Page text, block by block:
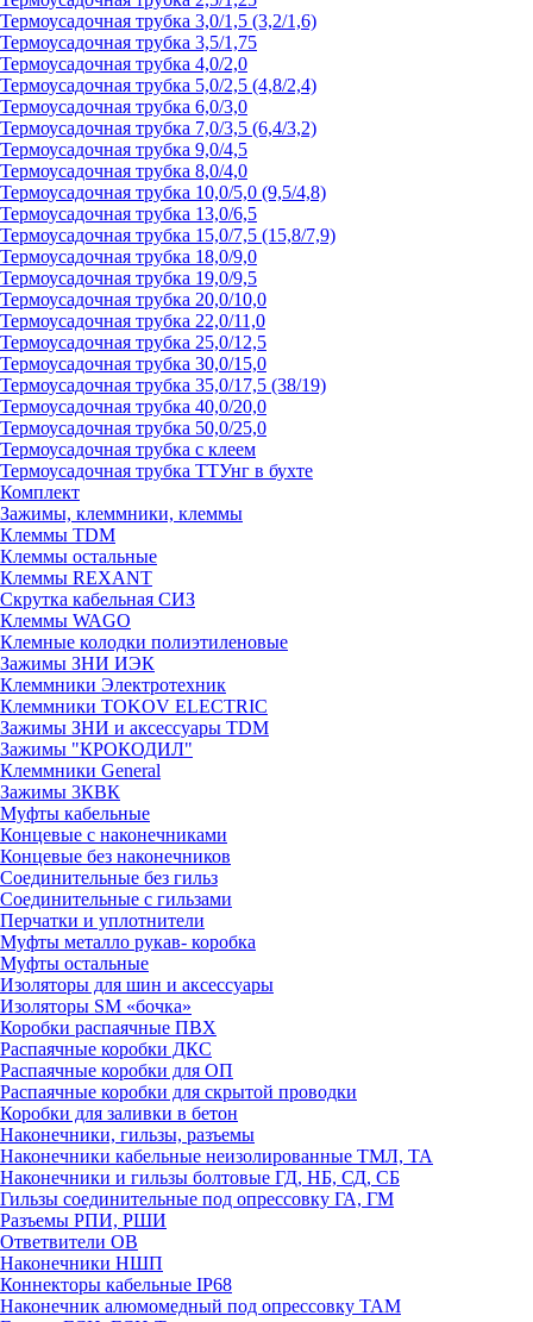
Термоусадочная трубка 3,0/1,5 (3,2/1,6)
Термоусадочная трубка 3,5/1,75
Термоусадочная трубка 4,0/2,0
Термоусадочная трубка 5,0/2,5 (4,8/2,4)
Термоусадочная трубка 6,0/3,0
Термоусадочная трубка 7,0/3,5 (6,4/3,2)
Термоусадочная трубка 9,0/4,5
Термоусадочная трубка 8,0/4,0
Термоусадочная трубка 10,0/5,0 (9,5/4,8)
Термоусадочная трубка 13,0/6,5
Термоусадочная трубка 15,0/7,5 (15,8/7,9)
Термоусадочная трубка 18,0/9,0
Термоусадочная трубка 19,0/9,5
Термоусадочная трубка 20,0/10,0
Термоусадочная трубка 22,0/11,0
Термоусадочная трубка 25,0/12,5
Термоусадочная трубка 30,0/15,0
Термоусадочная трубка 35,0/17,5 (38/19)
Термоусадочная трубка 40,0/20,0
Термоусадочная трубка 50,0/25,0
Термоусадочная трубка с клеем
Термоусадочная трубка ТТУнг в бухте
Комплект
Зажимы, клеммники, клеммы
Клеммы TDM
Клеммы остальные
Клеммы REXANT
Скрутка кабельная СИЗ
Клеммы WAGO
Клемные колодки полиэтиленовые
Зажимы ЗНИ ИЭК
Клеммники Электротехник
Клеммники TOKOV ELECTRIC
Зажимы ЗНИ и аксессуары TDM
Зажимы "КРОКОДИЛ"
Клеммники General
Зажимы 3КВК
Муфты кабельные
Концевые с наконечниками
Концевые без наконечников
Соединительные без гильз
Соединительные с гильзами
Перчатки и уплотнители
Муфты металло рукав- коробка
Муфты остальные
Изоляторы для шин и аксессуары
Изоляторы SM «бочка»
Коробки распаячные ПВХ
Распаячные коробки ДКС
Распаячные коробки для ОП
Распаячные коробки для скрытой проводки
Коробки для заливки в бетон
Наконечники, гильзы, разъемы
Наконечники кабельные неизолированные ТМЛ, ТА
Наконечники и гильзы болтовые ГД, НБ, СД, СБ
Гильзы соединительные под опрессовку ГА, ГМ
Разъемы РПИ, РШИ
Ответвители ОВ
Наконечники НШП
Коннекторы кабельные IP68
Наконечник алюмомедный под опрессовку ТАМ